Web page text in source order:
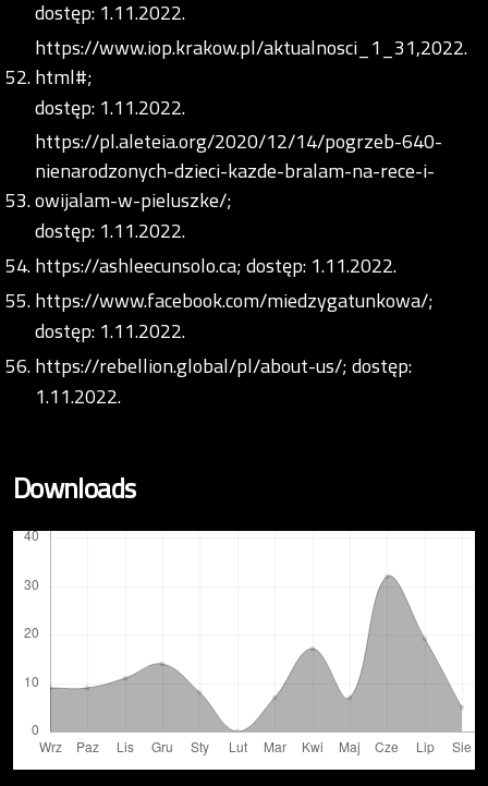
dostęp: 1.11.2022.
https://www.iop.krakow.pl/aktualnosci_1_31,2022.
html#;
dostęp: 1.11.2022.
https://pl.aleteia.org/2020/12/14/pogrzeb-640-
nienarodzonych-dzieci-kazde-bralam-na-rece-i-
owijalam-w-pieluszke/;
dostęp: 1.11.2022.
https://ashleecunsolo.ca;dostęp: 1.11.2022.
https://www.facebook.com/miedzygatunkowa/;
dostęp: 1.11.2022.
https://rebellion.global/pl/about-us/;dostęp:
1.11.2022.
Downloads